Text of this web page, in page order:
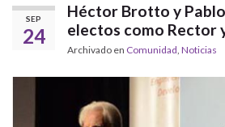
SEP
24
Héctor Brotto y
electos como Rector
Archivado en Comunidad Noticias